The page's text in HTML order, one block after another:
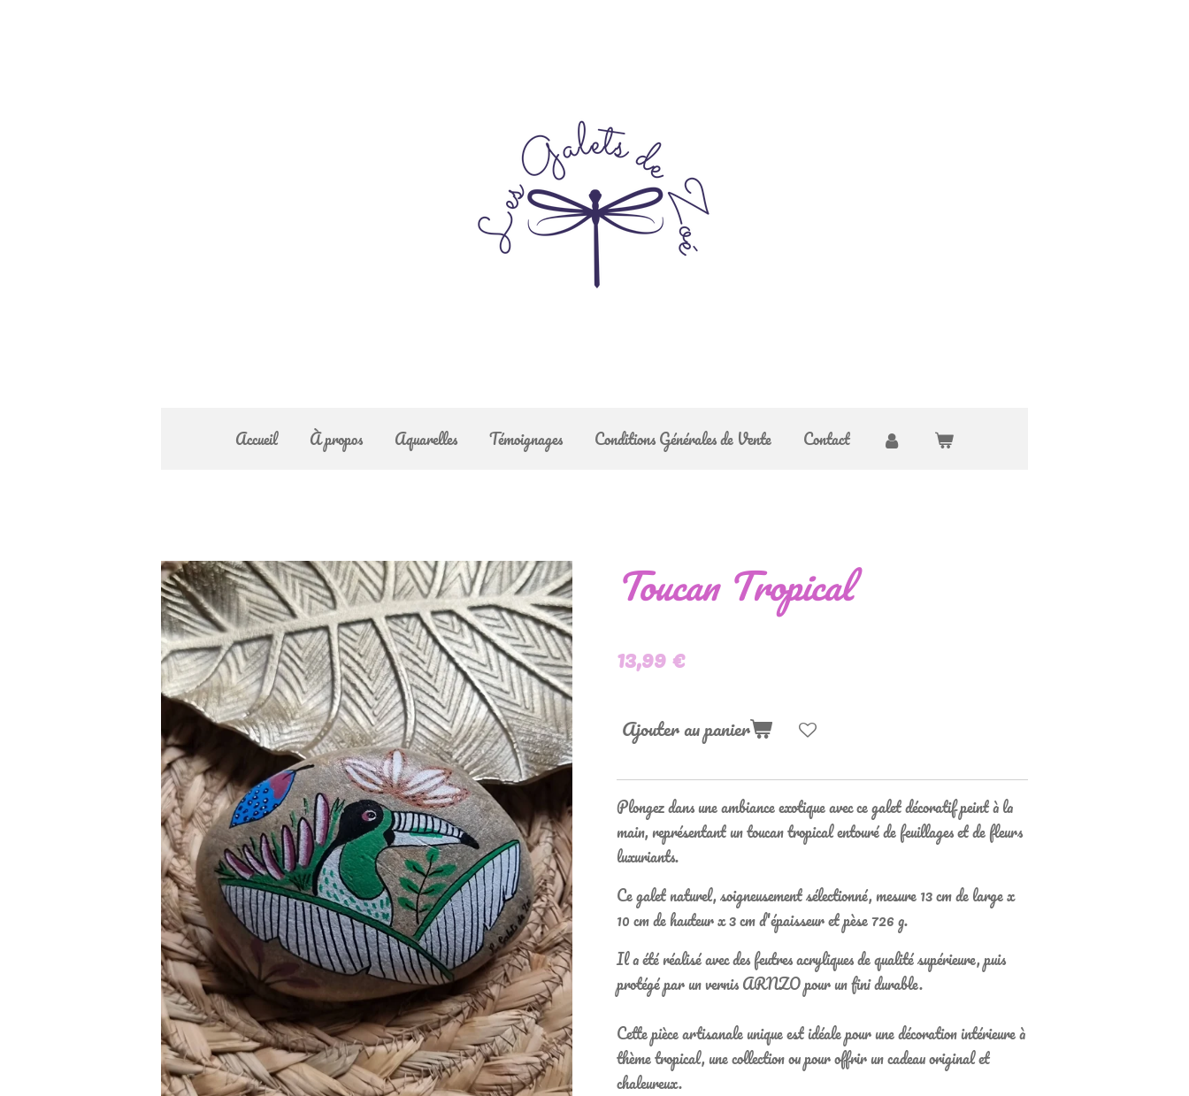
Accueil À propos Aquarelles Témoignages Conditions Générales de Vente Contact
Toucan Tropical
13,99 €
Ajouter au panier
Plongez dans une ambiance exotique avec ce galet décoratif peint à la
main, représentant un toucan tropical entouré de feuillages et de fleurs
luxuriants.
Ce galet naturel, soigneusement sélectionné, mesure 13 cm de large x
10 cm de hauteur x 3 cm d'épaisseur et pèse 726 g.
Il a été réalisé avec des feutres acryliques de qualité supérieure, puis
protégé par un vernis ARNZO pour un fini durable.
Cette pièce artisanale unique est idéale pour une décoration intérieure à
thème tropical, une collection ou pour offrir un cadeau original et
chaleureux.